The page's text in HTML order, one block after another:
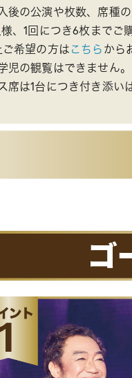
後の公演や枚数、席種
、1回につき6枚までご
希望の方は こちら から
児の観覧はできません。
席は1台につき付き添い